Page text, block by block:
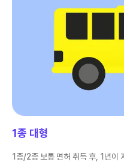
1종 대형
1종/2종 보통 면허 취득 후, 1년이